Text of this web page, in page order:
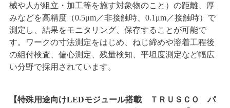
械や人が組立・加工等を施す対象物のこと）の距離、厚
みなどを高精度（0.5μm／非接触時、0.1μm／接触時）で
測定し、結果をモニタリング、保存することが可能で
す。ワークの寸法測定をはじめ、ねじ締めや溶着工程後
の組付検査、偏心測定、残量検知、平坦度測定など幅広
い分野で採用されています。
【特殊用途向けLEDモジュール搭載 ＴＲＵＳＣＯ パ